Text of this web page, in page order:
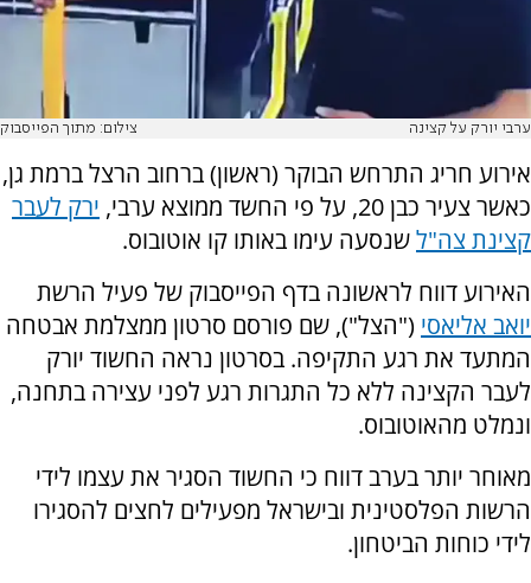
ערבי יורק על קצינה צילום: מתוך הפייסבוק
אירוע חריג התרחש הבוקר (ראשון) ברחוב הרצל ברמת גן,
כאשר צעיר כבן 20, על פי החשד ממוצא ערבי,
ירק לעבר
קצינת צה"לשנסעה עימו באותו קו אוטובוס.
האירוע דווח לראשונה בדף הפייסבוק של פעיל הרשת
יואב אליאסי ("הצל"), שם פורסם סרטון ממצלמת אבטחה
המתעד את רגע התקיפה. בסרטון נראה החשוד יורק
לעבר הקצינה ללא כל התגרות רגע לפני עצירה בתחנה,
ונמלט מהאוטובוס.
מאוחר יותר בערב דווח כי החשוד הסגיר את עצמו לידי
הרשות הפלסטינית ובישראל מפעילים לחצים להסגירו
לידי כוחות הביטחון.